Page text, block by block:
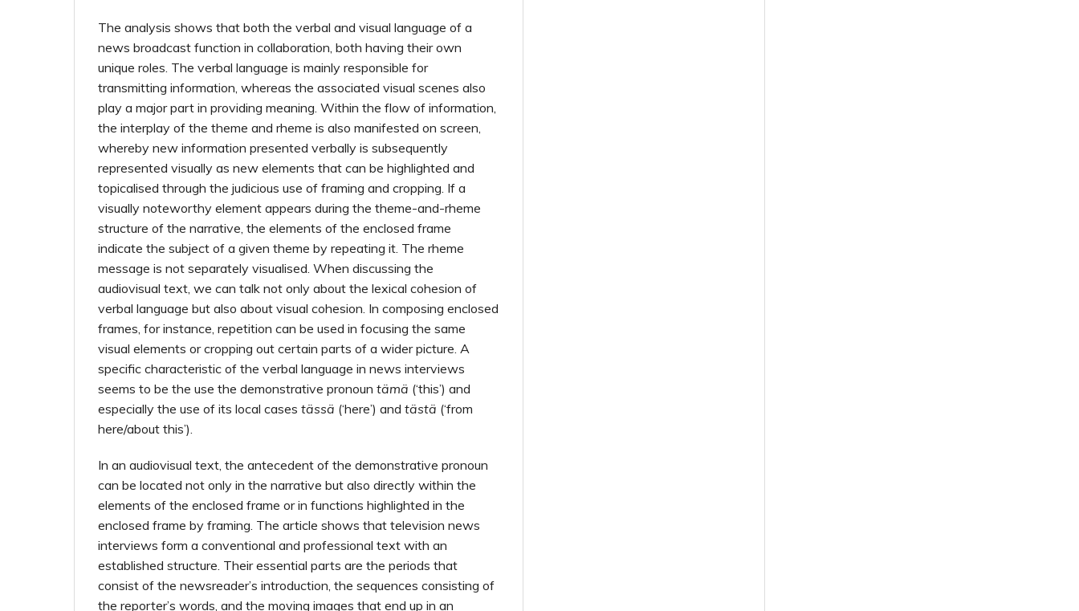
The analysis shows that both the verbal and visual language of a
news broadcast function in collaboration, both having their own
unique roles. The verbal language is mainly responsible for
transmitting information, whereas the associated visual scenes also
play a major part in providing meaning. Within the flow of information,
the interplay of the theme and rheme is also manifested on screen,
whereby new information presented verbally is subsequently
represented visually as new elements that can be highlighted and
topicalised through the judicious use of framing and cropping. If a
visually noteworthy element appears during the theme-and-rheme
structure of the narrative, the elements of the enclosed frame
indicate the subject of a given theme by repeating it. The rheme
message is not separately visualised. When discussing the
audiovisual text, we can talk not only about the lexical cohesion of
verbal language but also about visual cohesion. In composing enclosed
frames, for instance, repetition can be used in focusing the same
visual elements or cropping out certain parts of a wider picture. A
specific characteristic of the verbal language in news interviews
seems to be the use the demonstrative pronoun tämä (‘this’) and
especially the use of its local cases tässä (‘here’) and tästä (‘from
here/about this’).
In an audiovisual text, the antecedent of the demonstrative pronoun
can be located not only in the narrative but also directly within the
elements of the enclosed frame or in functions highlighted in the
enclosed frame by framing. The article shows that television news
interviews form a conventional and professional text with an
established structure. Their essential parts are the periods that
consist of the newsreader’s introduction, the sequences consisting of
the reporter’s words, and the moving images that end up in an